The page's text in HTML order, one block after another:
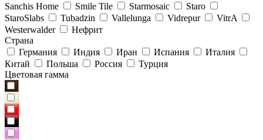
Sanchis Home
Smile Tile Starmosaic
Staro
StaroSlabs
Tubadzin Vallelunga Vidrepur
VitrA
Westerwalder
Нефрит
Страна
Германия
Индия Иран Испания
Италия
Китай
Польша Россия
Турция
Цветовая гамма